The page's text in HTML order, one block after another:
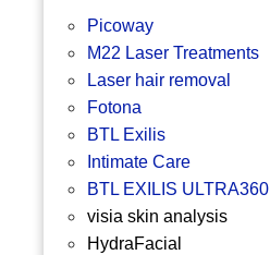
Picoway
M22 Laser Treatments
Laser hair removal
Fotona
BTL Exilis
Intimate Care
BTL EXILIS ULTRA360
visia skin analysis
HydraFacial